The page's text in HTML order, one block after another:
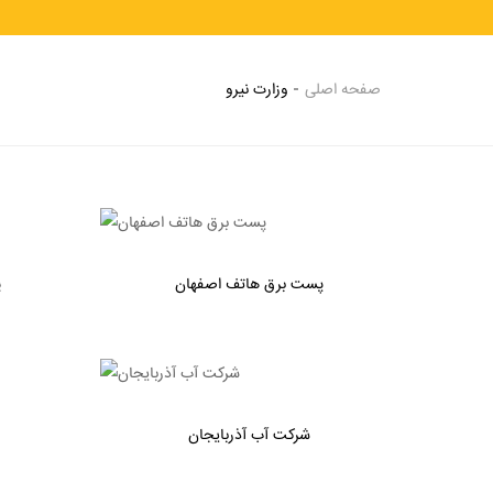
صفحه اصلی وزارت نیرو
پست برق هاتف اصفهان
شرکت آب آذربایجان